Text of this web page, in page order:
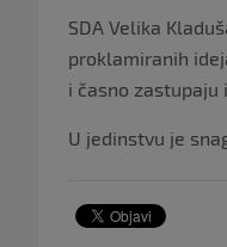
SDA Velika
proklamiranih
i časno zastupaju
U jedinstvu je